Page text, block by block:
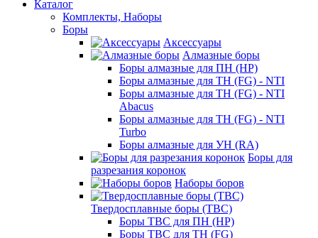
Каталог
Комплекты, Наборы
Боры
Аксессуары
Алмазные боры
Боры алмазные для ПН (HP)
Боры алмазные для ТН (FG) - NTI
Боры алмазные для ТН (FG) - NTI
Abacus
Боры алмазные для ТН (FG) - NTI
Turbo
Боры алмазные для УН (RA)
Боры для
разрезания коронок
Наборы боров
Твердосплавные боры (ТВС)
Боры ТВС для ПН (HP)
Боры ТВС для ТН (FG)